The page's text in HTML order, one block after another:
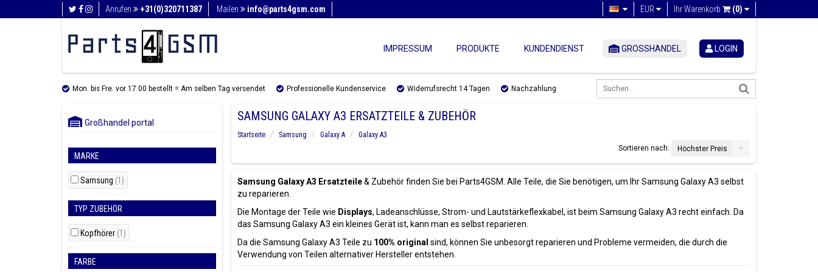
Anrufen +31(0)320711387 Mailen info@parts4gsm.com Ihr Warenkorb (0)
EUR
IMPRESSUM PRODUKTE KUNDENDIENST GROSSHANDEL LOGIN
Mon. bis Fre. vor 17.00 bestellt = Am selben Tag versendet Professionelle Kundenservice Widerrufsrecht 14 Tagen Nachzahlung
Großhandel portal
MARKE
Samsung (1)
TYP ZUBEHÖR
Kopfhörer (1)
FARBE
SAMSUNG GALAXY A3 ERSATZTEILE & ZUBEHÖR
Startseite Samsung Galaxy A
Galaxy A3
Sortieren nach:
Höchster Preis
Samsung Galaxy A3 Ersatzteile& Zubehör finden Sie bei Parts4GSM. Alle Teile, die Sie benötigen, um Ihr Samsung Galaxy A3 selbst
zu reparieren.
Die Montage der Teile wie Displays, Ladeanschlüsse, Strom- und Lautstärkeflexkabel, ist beim Samsung Galaxy A3 recht einfach. Da
das Samsung Galaxy A3 ein kleines Gerät ist, kann man es selbst reparieren.
Da die Samsung Galaxy A3 Teile zu 100% original sind, können Sie unbesorgt reparieren und Probleme vermeiden, die durch die
Verwendung von Teilen alternativer Hersteller entstehen.